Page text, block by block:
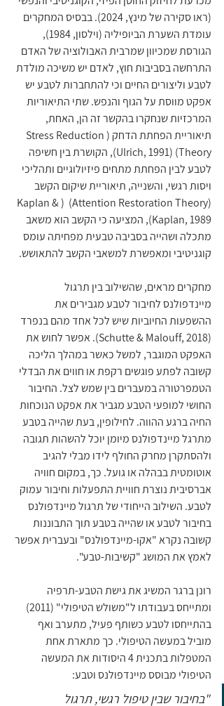
(ראו סקירה של מינץ, 2024). בבסיס המחקרים
עומדת השערת הביופיליה (וילסון, 1984),
הגורסת שמכיוון שמרבית האבולוציה של האדם
התרחשה בסביבות חוץ, לאדם יש משיכה מולדת
לטבע וליצורים החיים וכי להתחברות לטבע יש
אפקט מווסת על הגוף והנפש. שתי התיאוריות
המרכזיות שנחקרו בהקשר זה הן, האחת,
תיאוריית הפחתת הדחק (Stress Reduction
Theory) (Ulrich, 1991), הקושרת בין חשיפה
לטבע לבין הפחתת מתחים פיזיולוגיים ותהליכי
ויסות רגשי, והשנייה, תיאוריית שיקום הקשב
(Attention Restoration Theory)  (Kaplan &
Kaplan, 1989), המציעה כי הקשב הוא משאב
מתכלה ושהייה בסביבה טבעית מפחיתה עומס
קוגניטיבי ומאפשרת למשאבי הקשב להתאושש.
מחקרים מראים, שהשילוב בין תרגול
מיינדפולנס לחיבור לטבע מגבירים את
ההשפעות החיוביות שיש לכל אחד מהם בנפרד
(Schutte & Malouff, 2018). אפשר לחוש את
האפקט המוגבר, למשל כאשר במהלך הליכה
קשובה לפתע פוגשים רקפת או חווים את הבדלי
הטמפרטורה במעברים בין שמש לצל. החיבור
החושי למופעי הטבע מגביר את אפקט הנוכחות
החיה ברגע ההווה. לחילופין, בעת שהייה בטבע
מתרגל מיינדפולנס מיומן יוכל להשהות תגובה
ולהסתקרן מחרק החולף לידו מבלי להגיב
אוטומטית בבהלה או גועל. כך, במקום חוויה
אברסיבית נוצרת חוויית התפעלות וחיבור עמוק
לטבע. השילוב הייחודי של תרגול מיינדפולנס
בחיבור לטבע או שהייה בטבע תוך התבוננות
קשובה נקרא "אקו-מיינדפולנס" ובעברית אפשר
לאמץ את המושג "קשיבות-טבע".
רונן ברגר המשיג את גישת הטבע-תרפיה
ומתייחס בעבודתו ל"משולש הטיפולי" (2011)
בהתייחסו לטבע כשותף פעיל, מתערב ואף
מוביל במעשה הטיפולי. כך מתארת אחת
המטפלות בתכנית 4 היסודות את המעשה
הטיפולי מבוסס מיינדפולנס וטבע:
"בחיבור שבין טיפול רגשי, תרגול